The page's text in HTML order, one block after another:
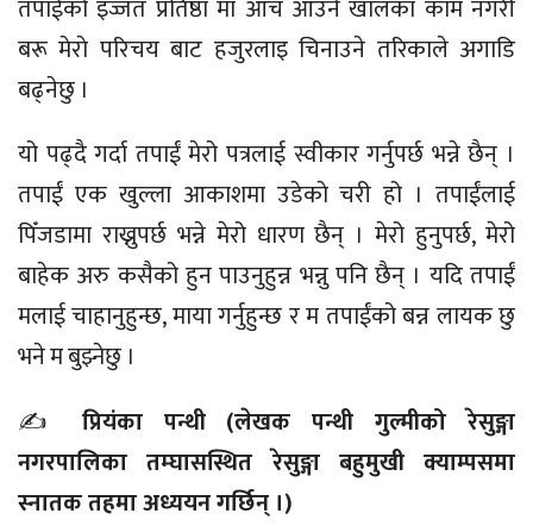
तपाईंको इज्जत प्रतिष्ठा मा आँच आउने खालका काम नगरी
बरू मेराे परिचय बाट हजुरलाइ चिनाउने तरिकाले अगाडि
बढ्नेछु ।
यो पढ्दै गर्दा तपाईं मेरो पत्रलाई स्वीकार गर्नुपर्छ भन्ने छैन् ।
तपाईं एक खुल्ला आकाशमा उडेकाे चरी हो । तपाईंलाई
पिँजडामा राख्नुपर्छ भन्ने मेरो धारण छैन् । मेरो हुनुपर्छ, मेरो
बाहेक अरु कसैको हुन पाउनुहुन्न भन्नु पनि छैन् । यदि तपाईं
मलाई चाहानुहुन्छ, माया गर्नुहुन्छ र म तपाईंको बन्न लायक छु
भने म बुझ्नेछु ।
✍️ प्रियंका पन्थी (लेखक पन्थी गुल्मीको रेसुङ्गा
नगरपालिका तम्घासस्थित रेसुङ्गा बहुमुखी क्याम्पसमा
स्नातक तहमा अध्ययन गर्छिन् ।)